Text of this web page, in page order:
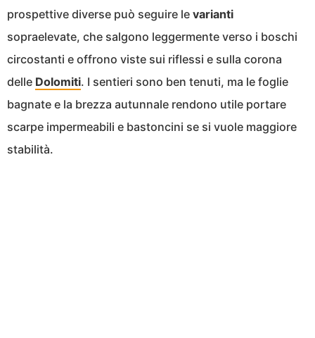
prospettive diverse può seguire le varianti
sopraelevate, che salgono leggermente verso i boschi
circostanti e offrono viste sui riflessi e sulla corona
delle Dolomiti. I sentieri sono ben tenuti, ma le foglie
bagnate e la brezza autunnale rendono utile portare
scarpe impermeabili e bastoncini se si vuole maggiore
stabilità.